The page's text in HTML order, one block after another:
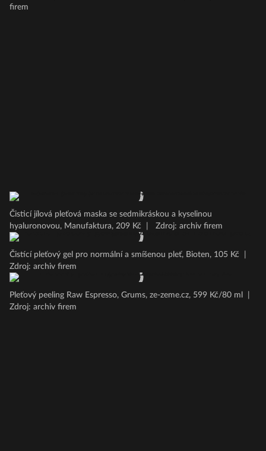
firem
Čisticí jílová pleťová maska se sedmikráskou a kyselinou
hyaluronovou, Manufaktura, 209 Kč
Zdroj: archiv firem
Čistící pleťový gel pro normální a smíšenou pleť, Bioten, 105 Kč
Zdroj: archiv firem
Pleťový peeling Raw Espresso, Grums, ze-zeme.cz, 599 Kč/80 ml
Zdroj: archiv firem